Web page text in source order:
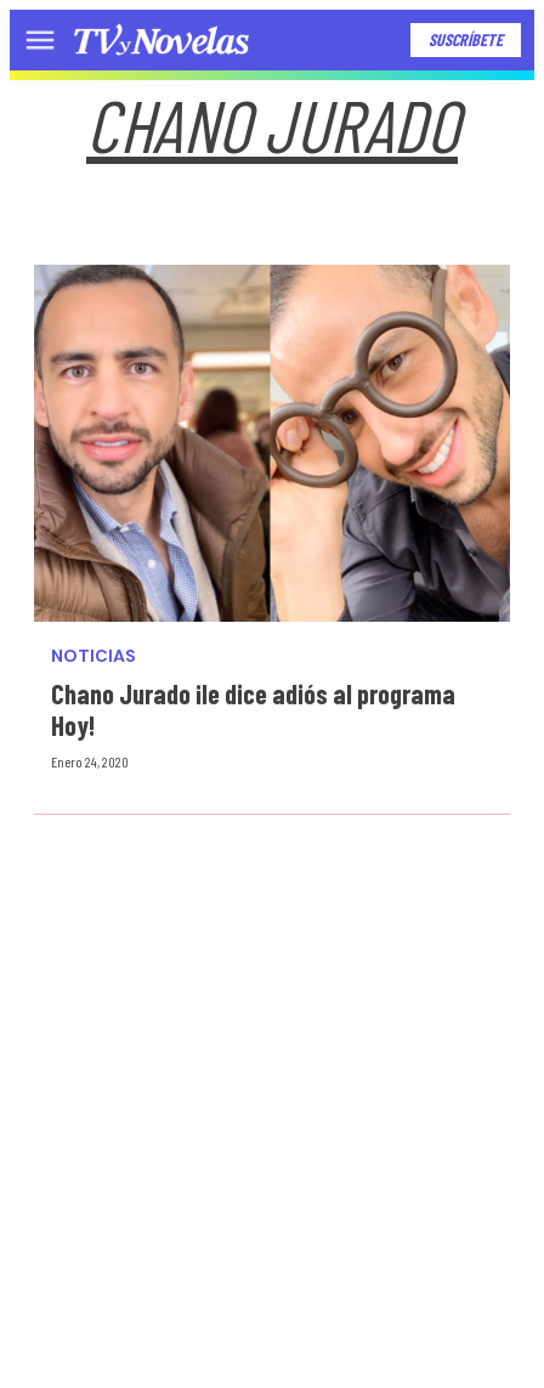
Menú SUSCRÍBETE
CHANO JURADO
NOTICIAS
Chano Jurado ¡le dice adiós al programa
Hoy!
Enero 24, 2020